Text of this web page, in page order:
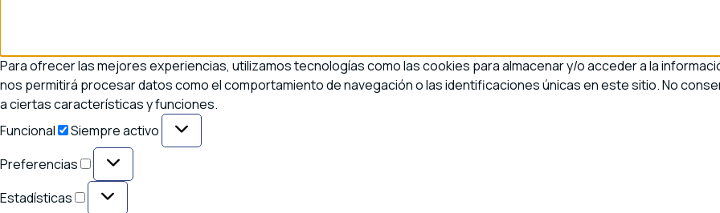
Para ofrecer las mejores experiencias, utilizamos tecnologías como las cookies para almacenar y/o acceder a la
nos permitirá procesar datos como el comportamiento de navegación o las identificaciones únicas en este sitio. No
a ciertas características y funciones.
Funcional
Funcional
Siempre activo
Preferencias
Preferencias
Estadísticas Estadísticas